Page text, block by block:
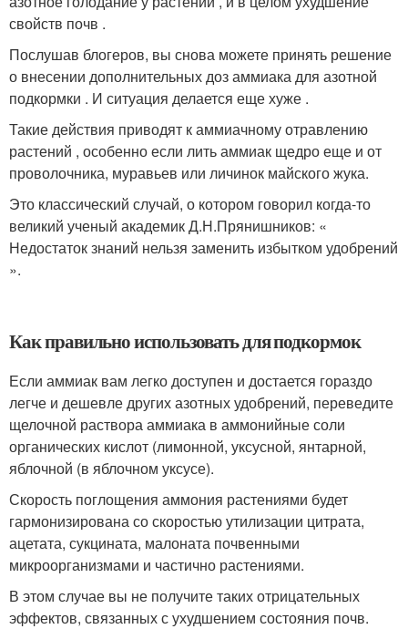
свойств почв .
Послушав блогеров, вы снова можете принять решение
о внесении дополнительных доз аммиака для азотной
подкормки . И ситуация делается еще хуже .
Такие действия приводят к аммиачному отравлению
растений , особенно если лить аммиак щедро еще и от
проволочника, муравьев или личинок майского жука.
Это классический случай, о котором говорил когда-то
великий ученый академик Д.Н.Прянишников: «
Недостаток знаний нельзя заменить избытком удобрений
».
Как правильно использовать для подкормок
Если аммиак вам легко доступен и достается гораздо
легче и дешевле других азотных удобрений, переведите
щелочной раствора аммиака в аммонийные соли
органических кислот (лимонной, уксусной, янтарной,
яблочной (в яблочном уксусе).
Скорость поглощения аммония растениями будет
гармонизирована со скоростью утилизации цитрата,
ацетата, сукцината, малоната почвенными
микроорганизмами и частично растениями.
В этом случае вы не получите таких отрицательных
эффектов, связанных с ухудшением состояния почв.